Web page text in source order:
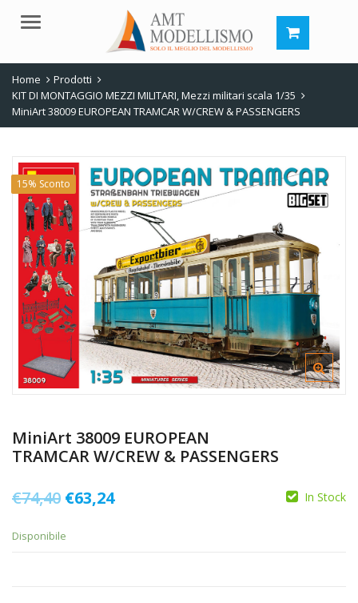
Menu
Home
Prodotti
KIT DI MONTAGGIO MEZZI MILITARI,Mezzi militari scala 1/35
MiniArt 38009 EUROPEAN TRAMCAR W/CREW & PASSENGERS
15% Sconto
MiniArt 38009 EUROPEAN
TRAMCAR W/CREW & PASSENGERS
€74,40 Il
€63,24Il
In Stock
Disponibile